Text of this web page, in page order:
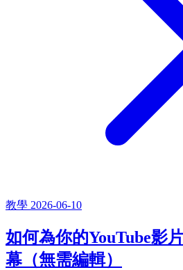
教學 2026-06-10
如何為你的YouTube影
幕（無需編輯）